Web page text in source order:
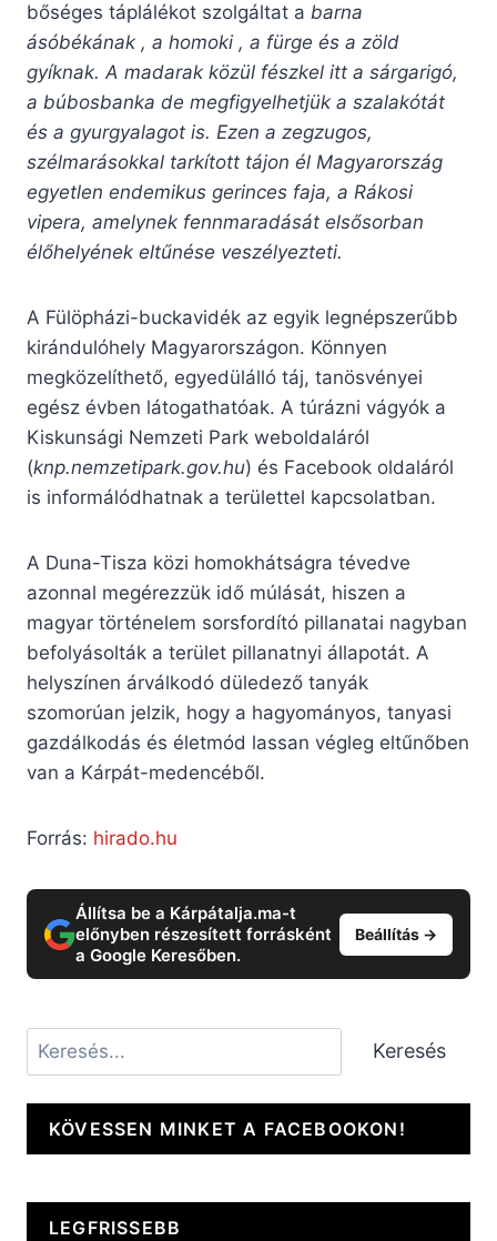
bőséges táplálékot szolgáltat a barna
ásóbékának , a homoki , a fürge és a zöld
gyíknak. A madarak közül fészkel itt a sárgarigó,
a búbosbanka de megfigyelhetjük a szalakótát
és a gyurgyalagot is. Ezen a zegzugos,
szélmarásokkal tarkított tájon él Magyarország
egyetlen endemikus gerinces faja, a Rákosi
vipera, amelynek fennmaradását elsősorban
élőhelyének eltűnése veszélyezteti.
A Fülöpházi-buckavidék az egyik legnépszerűbb
kirándulóhely Magyarországon. Könnyen
megközelíthető, egyedülálló táj, tanösvényei
egész évben látogathatóak. A túrázni vágyók a
Kiskunsági Nemzeti Park weboldaláról
(knp.nemzetipark.gov.hu) és Facebook oldaláról
is informálódhatnak a területtel kapcsolatban.
A Duna-Tisza közi homokhátságra tévedve
azonnal megérezzük idő múlását, hiszen a
magyar történelem sorsfordító pillanatai nagyban
befolyásolták a terület pillanatnyi állapotát. A
helyszínen árválkodó düledező tanyák
szomorúan jelzik, hogy a hagyományos, tanyasi
gazdálkodás és életmód lassan végleg eltűnőben
van a Kárpát-medencéből.
Forrás: hirado.hu
Állítsa be a Kárpátalja.ma-t
előnyben részesített forrásként
a Google Keresőben.
Beállítás →
Keresés Keresés
KÖVESSEN MINKET A FACEBOOKON!
LEGFRISSEBB